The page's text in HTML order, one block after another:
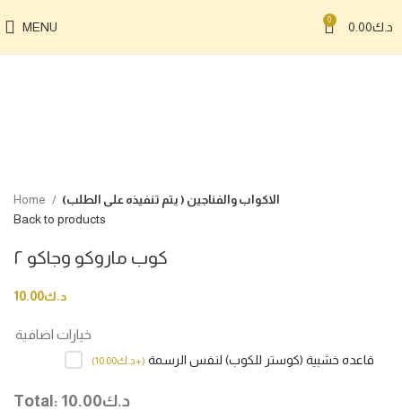
MENU 0 د.ك0.00
Home الاكواب والفناجين ( يتم تنفيذه على الطلب)
Back to products
كوب ماروكو وجاكو ٢
د.ك10.00
خيارات اضافية
قاعده خشبية (كوستر للكوب) لنفس الرسمة (+د.ك10.00
)
Total: د.ك10.00